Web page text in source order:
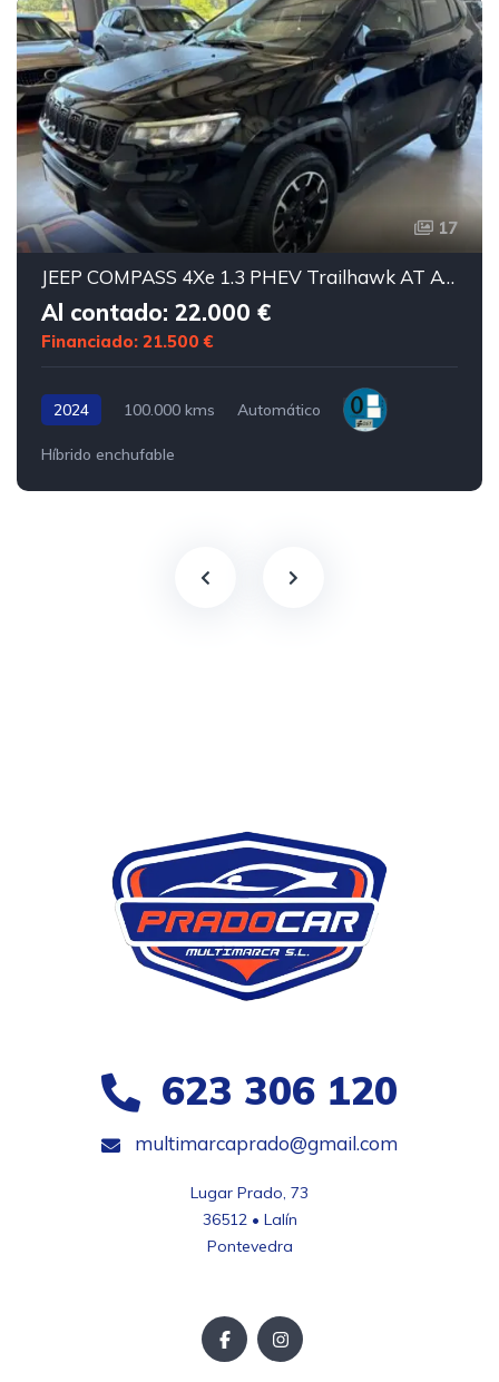
17
JEEP COMPASS 4Xe 1.3 PHEV Trailhawk AT AWD
Al contado: 22.000 €
Financiado: 21.500 €
2024 100.000 kms Automático
Híbrido enchufable
623 306 120
multimarcaprado@gmail.com
Lugar Prado, 73
36512 • Lalín
Pontevedra